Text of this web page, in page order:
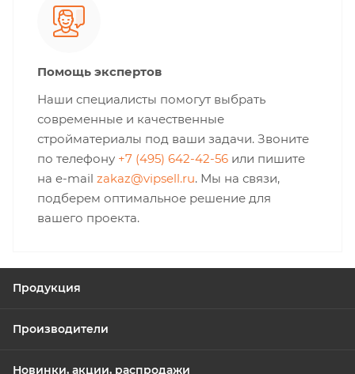
Помощь экспертов
Наши специалисты помогут выбрать
современные и качественные
стройматериалы под ваши задачи. Звоните
по телефону +7 (495) 642-42-56 или пишите
на e-mail zakaz@vipsell.ru. Мы на связи,
подберем оптимальное решение для
вашего проекта.
Продукция
Производители
Новинки, акции, распродажи